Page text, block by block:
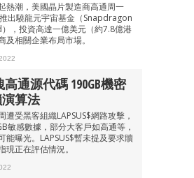
熱潮，美國晶片製造商高通周一
出驍龍元宇宙基金（Snapdragon
，投資高達一億美元（約7.8億港
及相關企業布局市場。
通源代碼 190GB機密
算法
遭受黑客組織LAPSUS$網路攻擊，
敏感數據，部分大客戶如高通等，
能曝光。LAPSUS$暫未提及要求贖
現正在評估情況。